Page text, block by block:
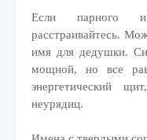
Если парного
расстраивайтесь.
имя для дедушки.
мощной, но все
энергетический
неурядиц.